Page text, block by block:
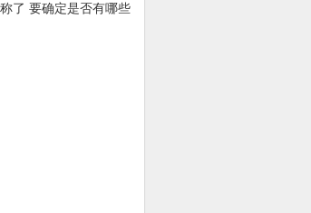
了 要确定是否有哪些